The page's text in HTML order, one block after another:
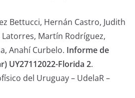
Bettucci, Hernán Castro, Judith
Martín Rodríguez,
Anahí Curbelo. Informe de
UY27112022-Florida 2.
del Uruguay – UdelaR –